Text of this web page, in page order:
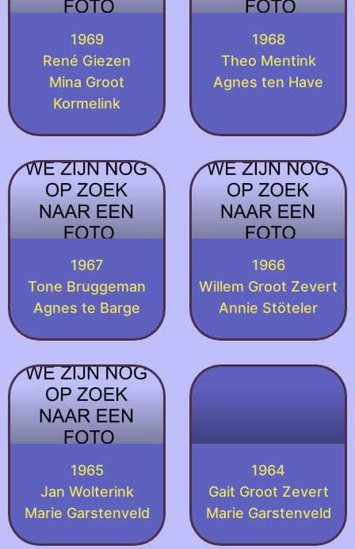
1969
René Giezen
Mina Groot
Kormelink
1968
Theo Mentink
Agnes ten Have
1967
Tone Bruggeman
Agnes te Barge
1966
Willem Groot Zevert
Annie Stöteler
1965
Jan Wolterink
Marie Garstenveld
1964
Gait Groot Zevert
Marie Garstenveld